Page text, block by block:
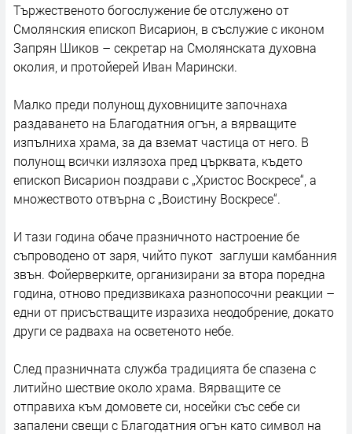
Тържественото богослужение бе отслужено от
Смолянския епископ Висарион, в съслужие с иконом
Запрян Шиков – секретар на Смолянската духовна
околия, и протойерей Иван Марински.
Малко преди полунощ духовниците започнаха
раздаването на Благодатния огън, а вярващите
изпълниха храма, за да вземат частица от него. В
полунощ всички излязоха пред църквата, където
епископ Висарион поздрави с „Христос Воскресе“, а
множеството отвърна с „Воистину Воскресе“.
И тази година обаче празничното настроение бе
съпроводено от заря, чийто пукот заглуши камбанния
звън. Фойерверките, организирани за втора поредна
година, отново предизвикаха разнопосочни реакции –
едни от присъстващите изразиха неодобрение, докато
други се радваха на осветеното небе.
След празничната служба традицията бе спазена с
литийно шествие около храма. Вярващите се
отправиха към домовете си, носейки със себе си
запалени свещи с Благодатния огън като символ на